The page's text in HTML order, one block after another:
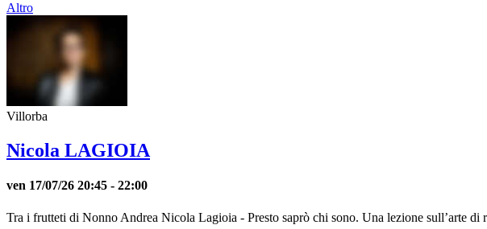
Altro
Villorba
Nicola LAGIOIA
ven 17/07/26 20:45 - 22:00
Tra i frutteti di Nonno Andrea Nicola Lagioia - Presto saprò chi sono. Una lezione sull’arte